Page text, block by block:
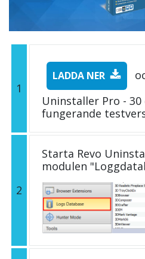
1
LADDA NER
Uninstaller Pro -
fungerande
2
Starta Revo
modulen